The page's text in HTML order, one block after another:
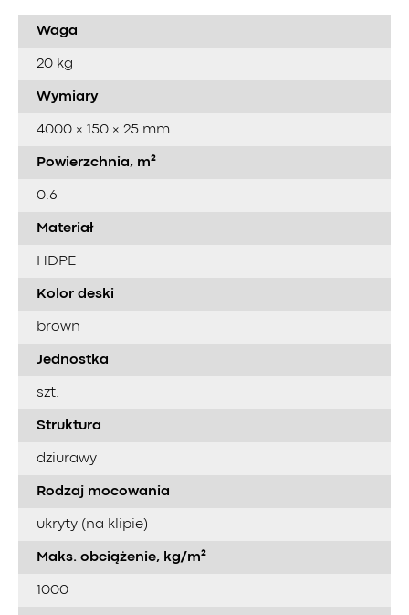
Waga
20 kg
Wymiary
4000 × 150 × 25 mm
Powierzchnia, m²
0.6
Materiał
HDPE
Kolor deski
brown
Jednostka
szt.
Struktura
dziurawy
Rodzaj mocowania
ukryty (na klipie)
Maks. obciążenie, kg/m²
1000